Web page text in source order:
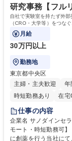
休日125日
研究事務【フル
自社で実験室を持たず外
（CRO・大学等）をつな
任せします。
月給
30万円以上
勤務地
東京都中央区
主婦・主夫歓迎
年
時短勤務あり
在宅
仕事の内容
企業名 サノダインセラピューテ
モート・時短勤務可】 仕事の内容 自社で実験室を持たず外部委託を中心
に創薬を行う当社に